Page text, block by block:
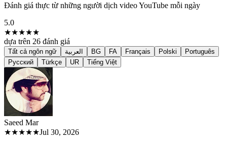
Đánh giá thực từ những người dịch video YouTube mỗi ngày
5.0
★★★★★
dựa trên 26 đánh giá
Tất cả ngôn ngữ العربية BG FA Français Polski
Português
Русский
Türkçe UR Tiếng Việt
Saeed Mar
★★★★★Jul 30, 2026